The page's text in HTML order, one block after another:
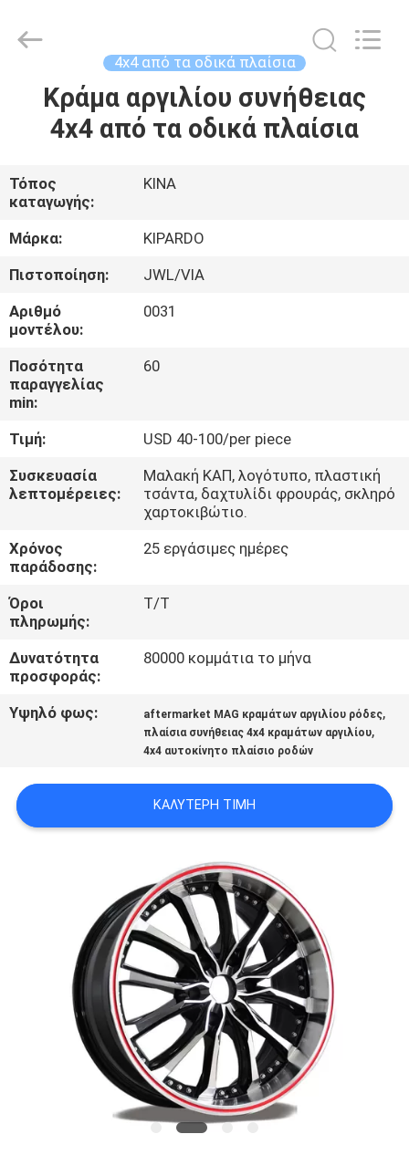
ΣΠΊΤΙ
ΠΕΡΊΠΟΥ
ΕΜΕΊΣ
ΓΎΡΟΣ
ΕΡΓΟΣΤΑΣΊΩΝ
ΠΟΙΟΤΙΚΌΣ
ΈΛΕΓΧΟΣ
ΜΑΣ
ΕΛΆΤΕ
ΣΕ
ΕΠΑΦΉ
ΜΕ
ΖΗΤΉΣΤΕ
ΈΝΑ
ΑΠΌΣΠΑΣΜΑ
SITEMAP
Industry
Co.,Ltd.
4x4 από τα οδικά πλαίσια
Κράμα αργιλίου συνήθειας
4x4 από τα οδικά πλαίσια
Τόπος
καταγωγής:
ΚΙΝΑ
Μάρκα:
KIPARDO
Πιστοποίηση:
JWL/VIA
Αριθμό
μοντέλου:
0031
Ποσότητα
παραγγελίας
min:
60
Τιμή:
USD 40-100/per piece
Συσκευασία
λεπτομέρειες:
Μαλακή ΚΑΠ, λογότυπο, πλαστική
τσάντα, δαχτυλίδι φρουράς, σκληρό
χαρτοκιβώτιο.
Χρόνος
παράδοσης:
25 εργάσιμες ημέρες
Όροι
πληρωμής:
T/T
Δυνατότητα
προσφοράς:
80000 κομμάτια το μήνα
Υψηλό φως: aftermarket MAG κραμάτων αργιλίου ρόδες,
πλαίσια συνήθειας 4x4 κραμάτων αργιλίου,
4x4 αυτοκίνητο πλαίσιο ροδών
ΚΑΛΎΤΕΡΗ ΤΙΜΉ